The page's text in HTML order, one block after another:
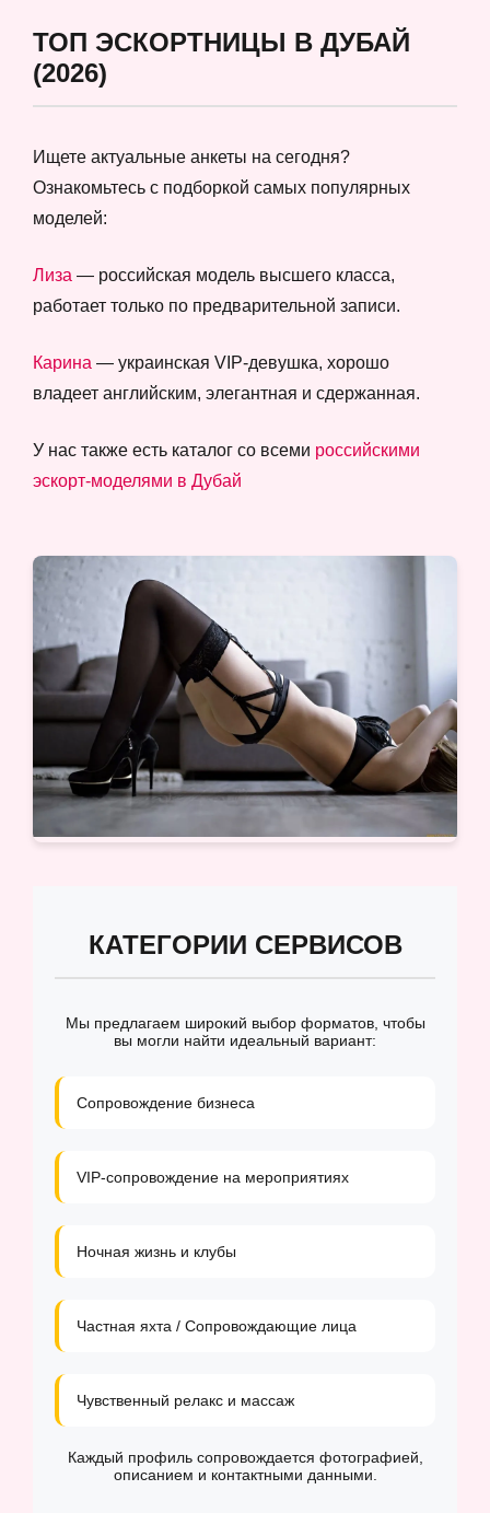
ТОП ЭСКОРТНИЦЫ В ДУБАЙ
(2026)
Ищете актуальные анкеты на сегодня?
Ознакомьтесь с подборкой самых популярных
моделей:
Лиза — российская модель высшего класса,
работает только по предварительной записи.
Карина — украинская VIP-девушка, хорошо
владеет английским, элегантная и сдержанная.
У нас также есть каталог со всеми российскими
эскорт-моделями в Дубай
КАТЕГОРИИ СЕРВИСОВ
Мы предлагаем широкий выбор форматов, чтобы
вы могли найти идеальный вариант:
Сопровождение бизнеса
VIP-сопровождение на мероприятиях
Ночная жизнь и клубы
Частная яхта / Сопровождающие лица
Чувственный релакс и массаж
Каждый профиль сопровождается фотографией,
описанием и контактными данными.